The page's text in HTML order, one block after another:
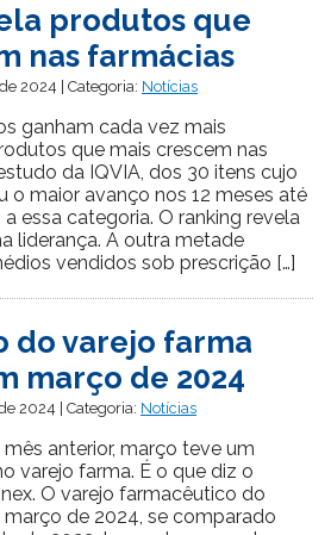
produtos que
nas farmácias
2024 | Categoria: Notícias
ganham cada vez mais
que mais crescem nas
da IQVIA, dos 30 itens cujo
o maior avanço nos 12 meses até
essa categoria. O ranking revela
liderança. A outra metade
vendidos sob prescrição […]
do varejo farma
março de 2024
2024 | Categoria: Notícias
anterior, março teve um
varejo farma. É o que diz o
O varejo farmacêutico do
março de 2024, se comparado